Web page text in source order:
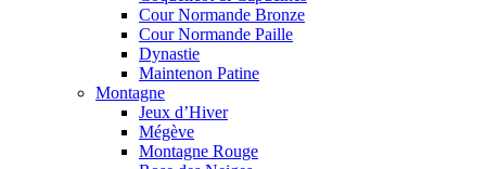
Cour Normande Bronze
Cour Normande Paille
Dynastie
Maintenon Patine
Montagne
Jeux d’Hiver
Mégève
Montagne Rouge